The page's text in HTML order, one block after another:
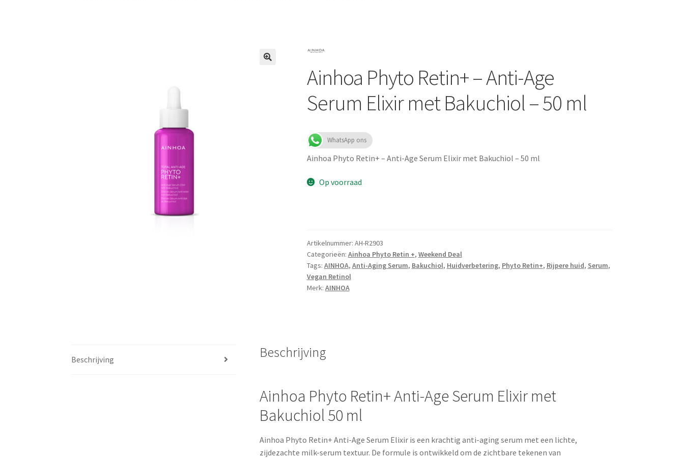
Ainhoa Phyto Retin+ – Anti-Age
Serum Elixir met Bakuchiol – 50 ml
WhatsApp ons
Ainhoa Phyto Retin+ – Anti-Age Serum Elixir met Bakuchiol – 50 ml
Op voorraad
Artikelnummer: AH-R2903
Categorieën: Ainhoa Phyto Retin +, Weekend Deal
Tags: AINHOA, Anti-Aging Serum, Bakuchiol, Huidverbetering, Phyto Retin+, Rijpere huid, Serum,
Vegan Retinol
Merk: AINHOA
Beschrijving Beschrijving
Ainhoa Phyto Retin+ Anti-Age Serum Elixir met
Bakuchiol 50 ml
Ainhoa Phyto Retin+ Anti-Age Serum Elixir is een krachtig anti-aging serum met een lichte,
zijdezachte milk-serum textuur. De formule is ontwikkeld om de zichtbare tekenen van